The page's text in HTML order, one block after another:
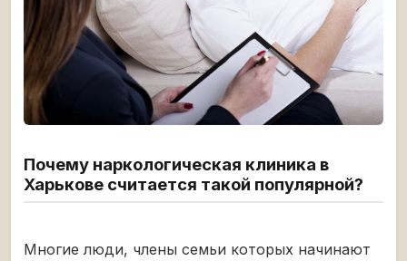
Почему наркологическая клиника в
Харькове считается такой популярной?
Многие люди, члены семьи которых начинают